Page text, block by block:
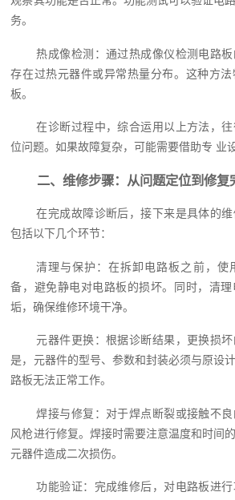
务。
热成像检测：通过热成像仪检测电路
存在过热元器件或异常热量分布。这种方
板。
在诊断过程中，综合运用以上方法，
位问题。如果故障复杂，可能需要借助专 业
二、维修步骤：从问题定位到修复
在完成故障诊断后，接下来是具体的
包括以下几个环节：
清理与保护：在拆卸电路板之前，使
备，避免静电对电路板的损坏。同时，清
垢，确保维修环境干净。
元器件更换：根据诊断结果，更换损
是，元器件的型号、参数和封装必须与原设
路板无法正常工作。
焊接与修复：对于焊点断裂或接触不
风枪进行修复。焊接时需要注意温度和时间
元器件造成二次损伤。
功能验证：完成维修后，对电路板进